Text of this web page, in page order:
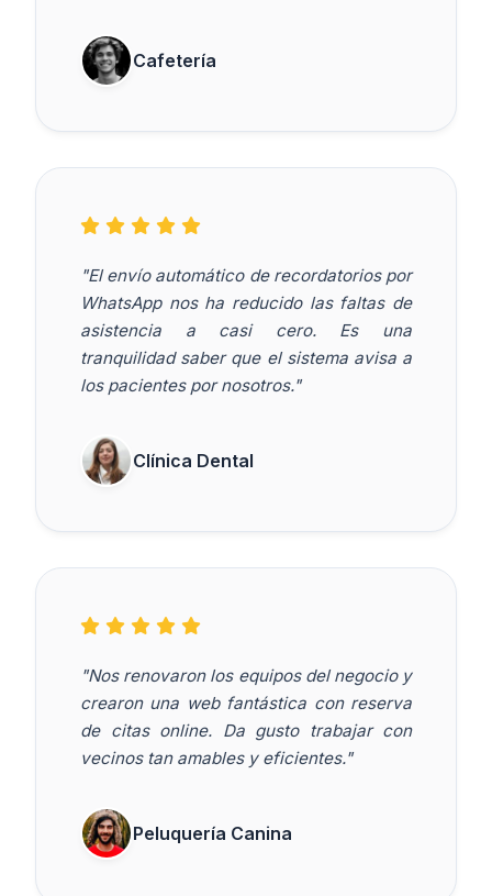
Cafetería
"El envío automático de recordatorios por
WhatsApp nos ha reducido las faltas de
asistencia a casi cero. Es una
tranquilidad saber que el sistema avisa a
los pacientes por nosotros."
Clínica Dental
"Nos renovaron los equipos del negocio y
crearon una web fantástica con reserva
de citas online. Da gusto trabajar con
vecinos tan amables y eficientes."
Peluquería Canina